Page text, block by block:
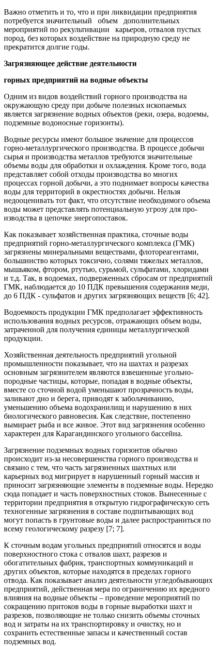
Важно отметить и то, что и при ликвидации предприятия
потребуется значительный объем дополнительных
мероприятий по рекультивации карьеров, отвалов пустых
пород, без кото­рых воздействие на природную среду не
прекратится долгие годы.
Загрязняющее действие деятельности
горных предприятий на водные объекты
Одним из видов воздействий горного производства на
окружающую среду при добыче полезных ископаемых
является загрязнение водных объектов (реки, озера, водоемы,
подземные водоносные горизонты).
Водные ресурсы имеют большое значение для процессов
горно-металлургического про­изводства. В процессе добычи
сырья и производства металлов требуются значительные
объемы воды для обработки и охлаждения. Кроме того, вода
представляет собой отходы производства во многих
процессах горной добычи, а это поднимает вопросы качества
воды для территорий в окрестностях до­бычи. Нельзя
недооценивать тот факт, что отсутствие необходимого объема
воды может представлять потенциальную угрозу для про­
изводства в цепочке энергопоставок.
Как показывает хозяйственная практика, сточные воды
предприятий горно-металлургического комплекса (ГМК)
загрязнены минеральными веществами, флотореагентами,
большинство которых токсично, со­лями тяжелых металлов,
мышьяком, фтором, ртутью, сурьмой, сульфатами, хлоридами
и т.д. Так, в водоемах, подверженных сбросам от предприятий
ГМК, наблюдается до 10 ПДК превышения содержания меди,
до 6 ПДК - сульфатов и других загрязняющих веществ [6; 42].
Водоемкость продукции ГМК предполага­ет эффективность
использования водных ресурсов, отражающих объем воды,
затраченной для получения единицы металлургической
продукции.
Хозяйственная деятельность предприятий угольной
промышленности показывает, что на шахтах и разрезах
основным загрязнителем являются взвешенные угольно-
породные частицы, которые, попадая в водные объекты,
вместе со сточной водой уменьшают прозрачность воды,
заливают дно и берега, приводят к заболачиванию,
уменьшению объема водохранилищ и нарушению в них
биологического равновесия. Как следствие, постепенно
вымирает рыба и все живое. Этот вид загрязнения особенно
характерен для Карагандинского угольного бассейна.
Загрязнение подземных водных горизонтов обычно
происходит из-за несовершенства горного производства и
связано с тем, что часть загрязненных шахтных или
карьерных вод мигрирует в нарушенный горный массив и
приносит загрязняющие элементы в подземные воды. Нередко
сюда попадает и часть поверхностных стоков. Вынесенные с
территории предприятия в открытую гидрографическую сеть
техногенные загрязнения в составе подпитывающих вод
могут попасть в грунтовые воды и далее распространиться по
всему геологическому разрезу [7; 7].
К сточным водам угольных предприятий относятся и воды
поверхностного стока с отвалов шахт, разрезов и
обогатительных фабрик, транспортных коммуникаций и
других объектов, которые находятся в пределах горного
отвода. Как показывает анализ деятельности угледобывающих
предприятий, действенная мера по ограничению их вредного
влияния на водные объекты – проведение мероприятий по
сокращению притоков воды в горные выработки шахт и
разрезов, позволяющие не только снизить объемы сточных
вод и затраты на их транспортировку и очистку, но и
сохранить естественные запасы и качественный состав
подземных вод.